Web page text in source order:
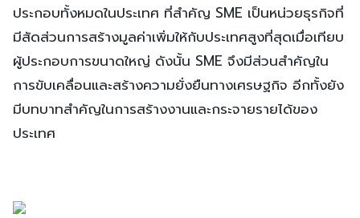
ประกอบทั้งหมดในประเทศ ที่สำคัญ SME เป็นหน่วยธุรกิจที่
มีสัดส่วนการสร้างมูลค่าเพิ่มให้กับประเทศสูงที่สุดเมื่อเทียบ
ผู้ประกอบการขนาดใหญ่ ดังนั้น SME จึงมีส่วนสำคัญใน
การขับเคลื่อนและสร้างความยั่งยืนทางเศรษฐกิจ อีกทั้งยัง
มีบทบาทสำคัญในการสร้างงานและกระจายรายได้ของ
ประเทศ